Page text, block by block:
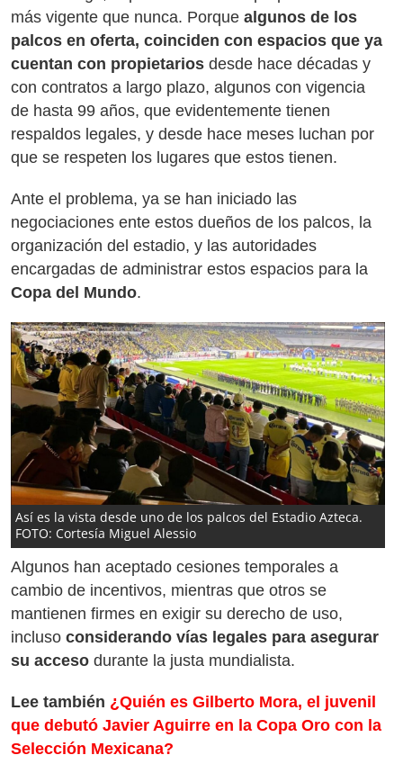
más vigente que nunca. Porque algunos de los
palcos en oferta, coinciden con espacios que ya
cuentan con propietarios desde hace décadas y
con contratos a largo plazo, algunos con vigencia
de hasta 99 años, que evidentemente tienen
respaldos legales, y desde hace meses luchan por
que se respeten los lugares que estos tienen.
Ante el problema, ya se han iniciado las
negociaciones ente estos dueños de los palcos, la
organización del estadio, y las autoridades
encargadas de administrar estos espacios para la
Copa del Mundo.
Así es la vista desde uno de los palcos del Estadio Azteca.
FOTO: Cortesía Miguel Alessio
Algunos han aceptado cesiones temporales a
cambio de incentivos, mientras que otros se
mantienen firmes en exigir su derecho de uso,
incluso considerando vías legales para asegurar
su acceso durante la justa mundialista.
Lee también ¿Quién es Gilberto Mora, el juvenil
que debutó Javier Aguirre en la Copa Oro con la
Selección Mexicana?